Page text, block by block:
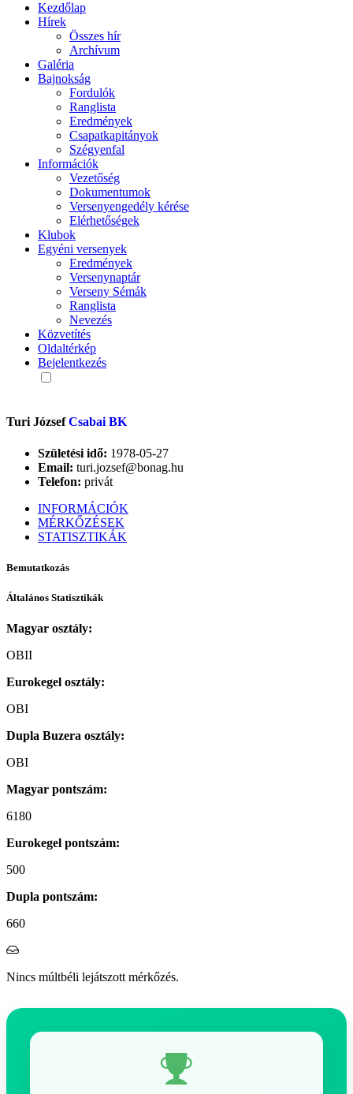
Kezdőlap
Hírek
Összes hír
Archívum
Galéria
Bajnokság
Fordulók
Ranglista
Eredmények
Csapatkapitányok
Szégyenfal
Információk
Vezetőség
Dokumentumok
Versenyengedély kérése
Elérhetőségek
Klubok
Egyéni versenyek
Eredmények
Versenynaptár
Verseny Sémák
Ranglista
Nevezés
Közvetítés
Oldaltérkép
Bejelentkezés
Turi JózsefCsabai BK
Születési idő: 1978-05-27
Email: turi.jozsef@bonag.hu
Telefon: privát
INFORMÁCIÓK
MÉRKŐZÉSEK
STATISZTIKÁK
Bemutatkozás
Általános Statisztikák
Magyar osztály:
OBII
Eurokegel osztály:
OBI
Dupla Buzera osztály:
OBI
Magyar pontszám:
6180
Eurokegel pontszám:
500
Dupla pontszám:
660
Nincs múltbéli lejátszott mérkőzés.